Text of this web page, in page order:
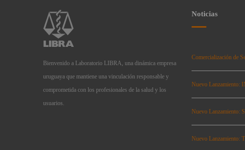
Bienvenido a Laboratorio LIBRA, una dinámica empresa
uruguaya que mantiene una vinculación responsable y
comprometida con los profesionales de la salud y los
usuarios.
Noticias
Comercialización de
Nuevo Lanzamiento:
Nuevo Lanzamiento:
Nuevo Lanzamiento: